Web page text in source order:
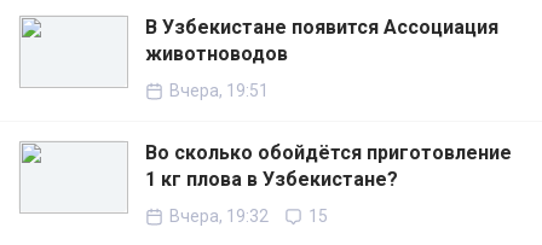
В Узбекистане появится Ассоциация
животноводов
Вчера, 19:51
Во сколько обойдётся приготовление
1 кг плова в Узбекистане?
Вчера, 19:32 15